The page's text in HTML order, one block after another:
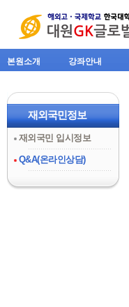
본원소개 강좌안내
재외국민정보
재외국민 입시정보
Q&A(온라인상담)